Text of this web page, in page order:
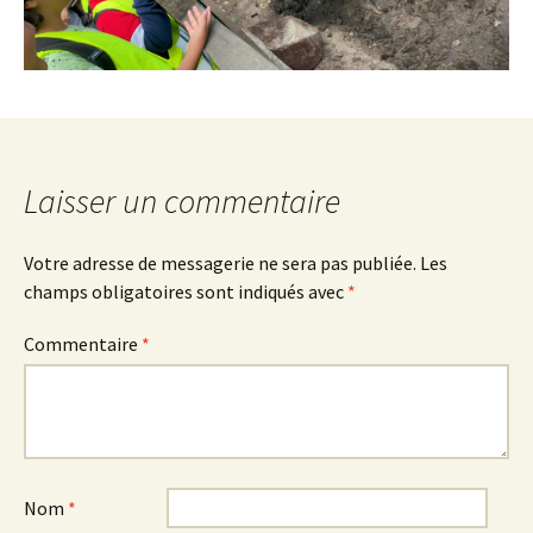
Laisser un commentaire
Votre adresse de messagerie ne sera pas publiée. Les
champs obligatoires sont indiqués avec *
Commentaire *
Nom *